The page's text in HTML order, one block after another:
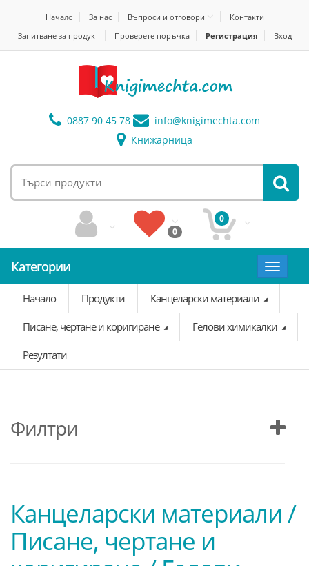
Начало За нас Въпроси и отговори
Контакти
Запитване за продукт
Проверете поръчка Регистрация Вход
0887 90 45 78 info@knigimechta.com
Книжарница
0
0
Категории
Toggle
Начало
Продукти Канцеларски материали
Писане, чертане и коригиране Гелови химикалки
Резултати
Филтри
Канцеларски материали /
Писане, чертане и